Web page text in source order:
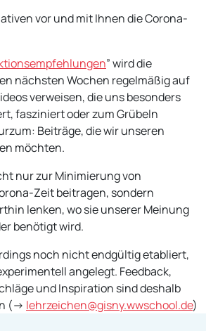
vor und mit Ihnen die Corona-
” wird die
nächsten Wochen regelmäßig auf
verweisen, die uns besonders
fasziniert oder zum Grübeln
Beiträge, die wir unseren
möchten.
nur zur Minimierung von
Zeit beitragen, sondern
lenken, wo sie unserer Meinung
benötigt wird.
noch nicht endgültig etabliert,
angelegt. Feedback,
und Inspiration sind deshalb
(-> lehrzeichen@gisny.wwschool.de)